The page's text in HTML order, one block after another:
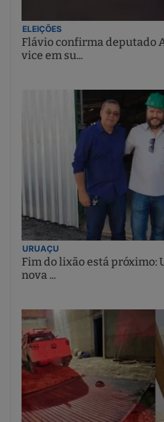
ELEIÇÕES
Flávio confirma deputado
vice em su...
URUAÇU
Fim do lixão está próximo:
nova ...